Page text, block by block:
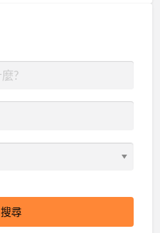
搜尋